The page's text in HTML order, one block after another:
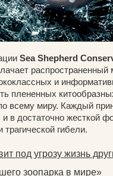
Sea Shepherd
распространенный
и
плененных
всему миру. Каждый
в достаточно жесткой
гибели.
под угрозу жизнь
зоопарка в мире»